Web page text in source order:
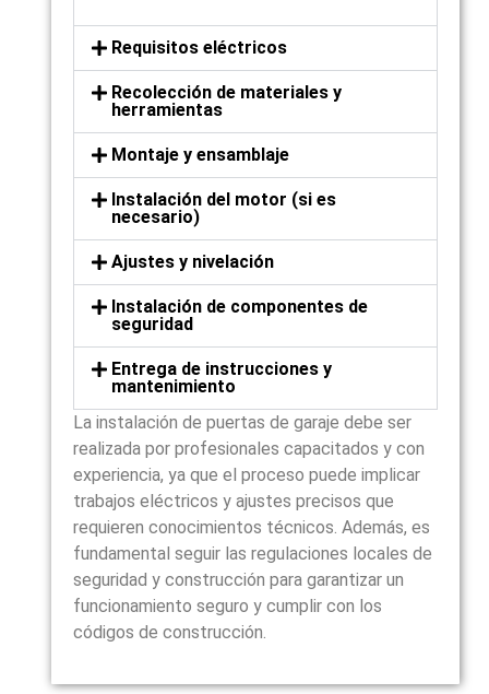
Requisitos eléctricos
Recolección de materiales y
herramientas
Montaje y ensamblaje
Instalación del motor (si es
necesario)
Ajustes y nivelación
Instalación de componentes de
seguridad
Entrega de instrucciones y
mantenimiento
La instalación de puertas de garaje debe ser
realizada por profesionales capacitados y con
experiencia, ya que el proceso puede implicar
trabajos eléctricos y ajustes precisos que
requieren conocimientos técnicos. Además, es
fundamental seguir las regulaciones locales de
seguridad y construcción para garantizar un
funcionamiento seguro y cumplir con los
códigos de construcción.